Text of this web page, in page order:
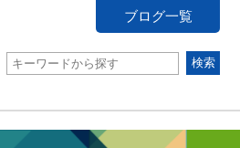
ブログ一覧